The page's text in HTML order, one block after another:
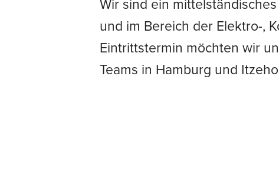
Wir sind ein
und im Bereich der Elektro-,
Eintrittstermin möchten wir
Teams in Hamburg und